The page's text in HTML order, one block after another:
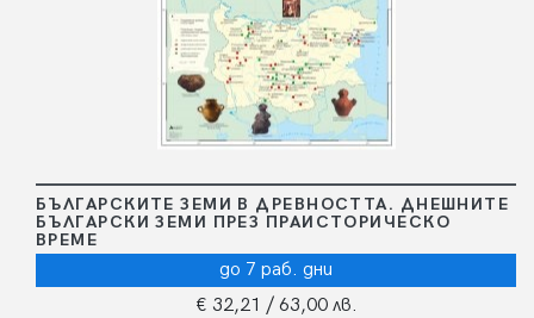
БЪЛГАРСКИТЕ ЗЕМИ В ДРЕВНОСТТА. ДНЕШНИТЕ
БЪЛГАРСКИ ЗЕМИ ПРЕЗ ПРАИСТОРИЧЕСКО
ВРЕМЕ
до 7 раб. дни
€ 32,21 / 63,00 лв.